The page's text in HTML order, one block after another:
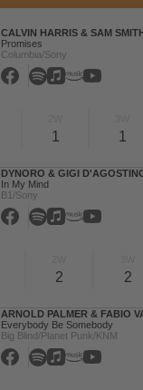
CALVIN HARRIS & SAM
Promises
Columbia/Sony
1 1
DYNORO & GIGI
In My Mind
B1/Sony
2 2
ARNOLD PALMER & FABIO
Everybody Be Somebody
Big Blind/Planet Punk/KNM